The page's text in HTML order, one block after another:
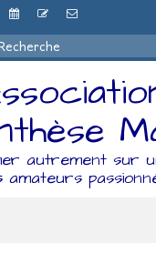
autrement sur
amateurs